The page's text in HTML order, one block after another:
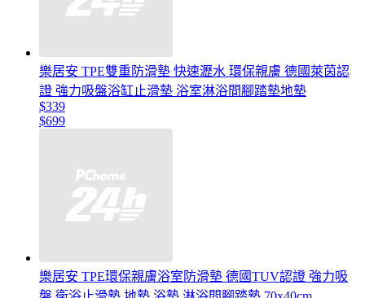
樂居安 TPE雙重防滑墊 快速瀝水 環保親膚 德國萊茵認
證 強力吸盤浴缸止滑墊 浴室淋浴間腳踏墊地墊
$339
$699
樂居安 TPE環保親膚浴室防滑墊 德國TUV認證 強力吸